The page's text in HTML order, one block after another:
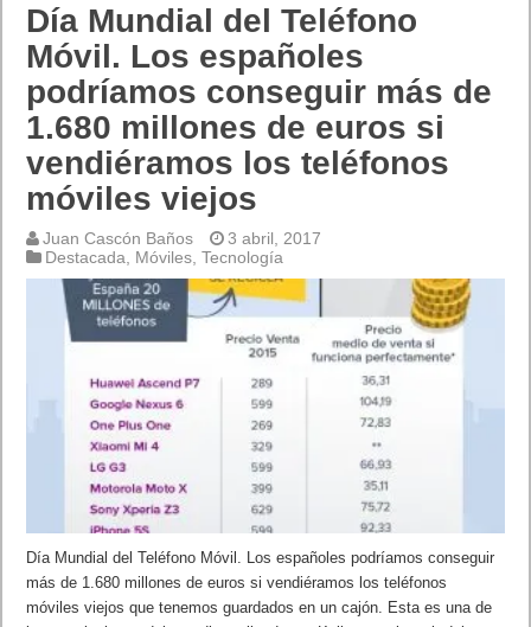
Día Mundial del Teléfono
Móvil. Los españoles
podríamos conseguir más de
1.680 millones de euros si
vendiéramos los teléfonos
móviles viejos
Juan Cascón Baños
3 abril, 2017
Destacada
Móviles ,Tecnología
Día Mundial del Teléfono Móvil. Los españoles podríamos conseguir
más de 1.680 millones de euros si vendiéramos los teléfonos
móviles viejos que tenemos guardados en un cajón. Esta es una de